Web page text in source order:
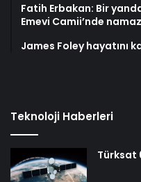
Fatih Erbakan: Bir
Emevi Camii’nde
James Foley hayatını
Teknoloji Haberleri
Türksat